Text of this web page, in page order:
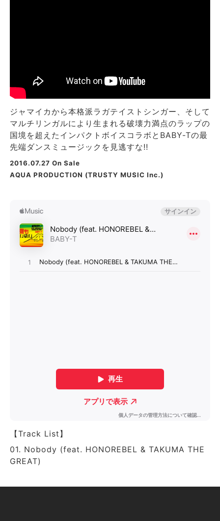
ジャマイカから本格派ラガテイストシンガー、そして
マルチリンガルにより生まれる破壊力満点のラップの
国境を超えたインパクトボイスコラボとBABY-Tの最
先端ダンスミュージックを見逃すな!!
2016.07.27 On Sale
AQUA PRODUCTION (TRUSTY MUSIC Inc.)
【Track List】
01. Nobody (feat. HONOREBEL & TAKUMA THE
GREAT)